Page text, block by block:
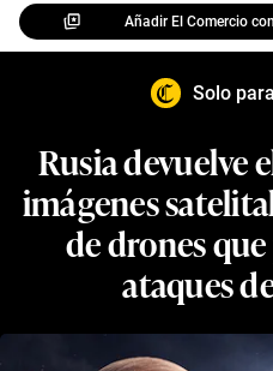
Añadir El Comercio
Solo
Rusia devuelve
imágenes
de drones
ataques